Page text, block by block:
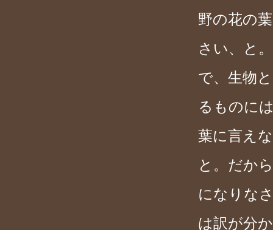
野の花の
さい、と
で、生物
るものに
葉に言え
と。だか
になりな
は訳が分